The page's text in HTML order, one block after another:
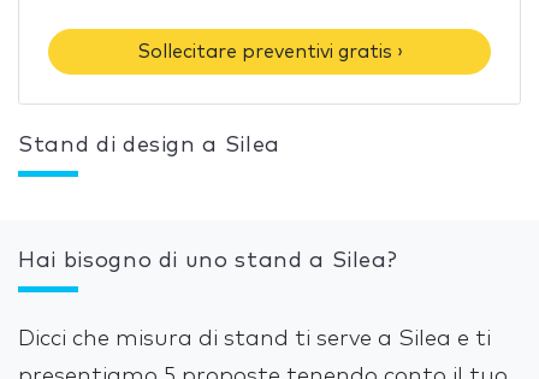
Sollecitare preventivi gratis ›
Stand di design a Silea
Hai bisogno di uno stand a Silea?
Dicci che misura di stand ti serve a Silea e ti